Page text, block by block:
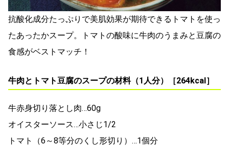
抗酸化成分たっぷりで美肌効果が期待できるトマトを使っ
たあったかスープ。トマトの酸味に牛肉のうまみと豆腐の
食感がベストマッチ！
牛肉とトマト豆腐のスープの材料（1人分）［264kcal］
牛赤身切り落とし肉…60g
オイスターソース…小さじ1/2
トマト（6～8等分のくし形切り）…1個分